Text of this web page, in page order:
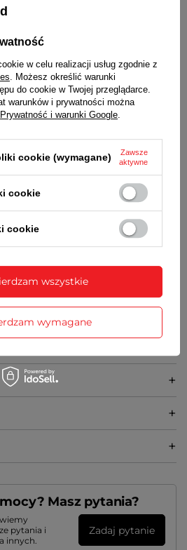
kolor brązowy i srebrny
barwione mleczne
znajdujące się na szkle
sekundnikiem
(LR6) - jedna do prawidłowej
do mechanizmu wahadła
cm [szer x wys x gł]
22 cm
Masz pytania?
pytania i
innych.
Zadaj pytanie
w celu realizacji usług zgodnie z
. Możesz określić warunki
do cookie w Twojej przeglądarce.
warunków i prywatności można
Prywatność i warunki Google
cookie (wymagane)
Zawsze
aktywne
cookie
cookie
wymagane
wszystkie